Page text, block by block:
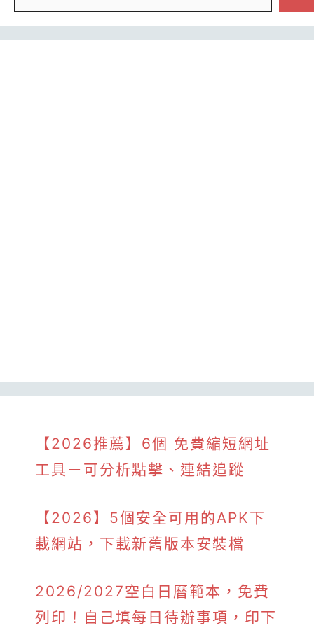
【2026推薦】6個 免費縮短網址
工具－可分析點擊、連結追蹤
【2026】5個安全可用的APK下
載網站，下載新舊版本安裝檔
2026/2027空白日曆範本，免費
列印！自己填每日待辦事項，印下